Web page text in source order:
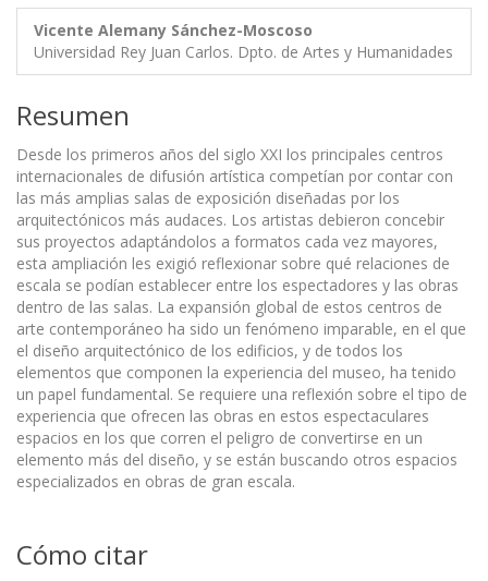
Vicente Alemany Sánchez-Moscoso
Universidad Rey Juan Carlos. Dpto. de Artes y Humanidades
Resumen
Desde los primeros años del siglo XXI los principales centros
internacionales de difusión artística competían por contar con
las más amplias salas de exposición diseñadas por los
arquitectónicos más audaces. Los artistas debieron concebir
sus proyectos adaptándolos a formatos cada vez mayores,
esta ampliación les exigió reflexionar sobre qué relaciones de
escala se podían establecer entre los espectadores y las obras
dentro de las salas. La expansión global de estos centros de
arte contemporáneo ha sido un fenómeno imparable, en el que
el diseño arquitectónico de los edificios, y de todos los
elementos que componen la experiencia del museo, ha tenido
un papel fundamental. Se requiere una reflexión sobre el tipo de
experiencia que ofrecen las obras en estos espectaculares
espacios en los que corren el peligro de convertirse en un
elemento más del diseño, y se están buscando otros espacios
especializados en obras de gran escala.
Cómo citar